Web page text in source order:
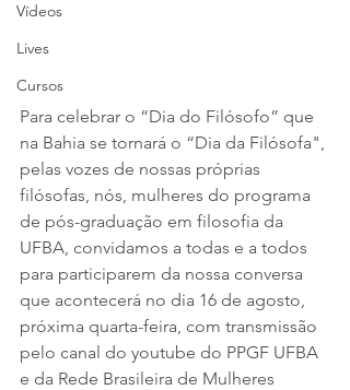
Vídeos
Lives
Cursos
Para celebrar o “Dia do Filósofo” que
na Bahia se tornará o “Dia da Filósofa",
pelas vozes de nossas próprias
filósofas, nós, mulheres do programa
de pós-graduação em filosofia da
UFBA, convidamos a todas e a todos
para participarem da nossa conversa
que acontecerá no dia 16 de agosto,
próxima quarta-feira, com transmissão
pelo canal do youtube do PPGF UFBA
e da Rede Brasileira de Mulheres